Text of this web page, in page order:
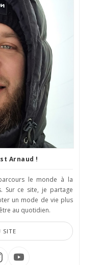
Arnaud !
le monde à la
Sur ce site, je partage
un mode de vie plus
au quotidien.
SITE